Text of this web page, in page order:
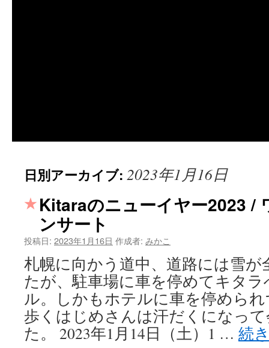
日別アーカイブ: 2023年1月16日
Kitaraのニューイヤー2023 /
ンサート
投稿日: 2023年1月16日 作成者: みかこ
札幌に向かう道中、道路には雪
たが、駐車場に車を停めてキタ
ル。しかもホテルに車を停めら
歩くはじめさんは汗だくになっ
た。 2023年1月14日（土）1 … 続